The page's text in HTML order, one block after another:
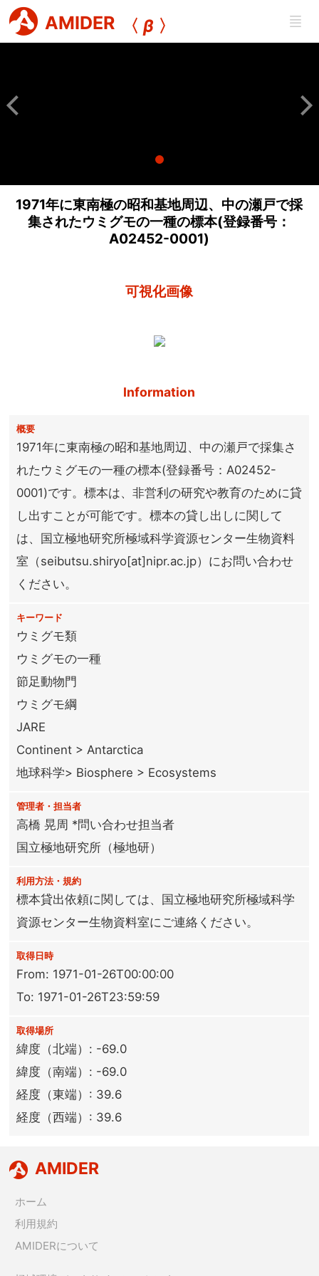
AMIDER 〈β 〉
1971年に東南極の昭和基地周辺、中の瀬戸で採
集されたウミグモの一種の標本(登録番号：
A02452-0001)
可視化画像
Information
概要
1971年に東南極の昭和基地周辺、中の瀬戸で採集さ
れたウミグモの一種の標本(登録番号：A02452-
0001)です。標本は、非営利の研究や教育のために貸
し出すことが可能です。標本の貸し出しに関して
は、国立極地研究所極域科学資源センター生物資料
室（seibutsu.shiryo[at]nipr.ac.jp）にお問い合わせ
ください。
キーワード
ウミグモ類
ウミグモの一種
節足動物門
ウミグモ綱
JARE
Continent > Antarctica
地球科学> Biosphere > Ecosystems
管理者・担当者
高橋 晃周 *問い合わせ担当者
国立極地研究所（極地研）
利用方法・規約
標本貸出依頼に関しては、国立極地研究所極域科学
資源センター生物資料室にご連絡ください。
取得日時
From: 1971-01-26T00:00:00
To: 1971-01-26T23:59:59
取得場所
緯度（北端）: -69.0
緯度（南端）: -69.0
経度（東端）: 39.6
経度（西端）: 39.6
AMIDER
ホーム
利用規約
AMIDERについて